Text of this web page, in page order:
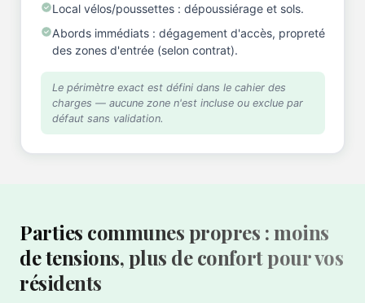
Local vélos/poussettes : dépoussiérage et sols.
Abords immédiats : dégagement d'accès, propreté
des zones d'entrée (selon contrat).
Le périmètre exact est défini dans le cahier des
charges — aucune zone n'est incluse ou exclue par
défaut sans validation.
Parties communes propres : moins
de tensions, plus de confort pour vos
résidents